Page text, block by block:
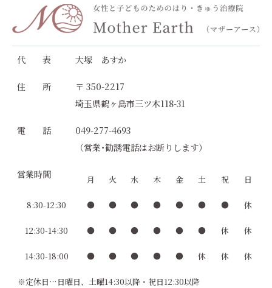
代 表 大塚 あすか
住 所
〒 350-2217
埼玉県鶴ヶ島市三ツ木118-31
電 話
049-277-4693
（営業･勧誘電話はお断りします）
営業時間 月 火 水 木 金 土 祝 日
8:30-12:30 ● ● ● ● ● ● ● 休
12:30-14:30 ● ● ● ● ● ● 休 休
14:30-18:00 ● ● ● ● ● 休 休 休
※定休日…日曜日、土曜14:30以降・祝日12:30以降